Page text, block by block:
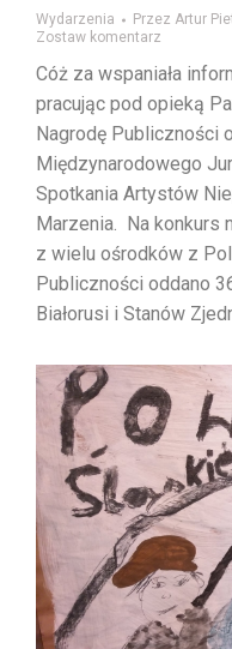
Wydarzenia Przez Artur
Zostaw komentarz
Cóż za wspaniała
pracując pod opieką
Nagrodę Publiczności
Międzynarodowego
Spotkania Artystów
Marzenia. Na konkurs
z wielu ośrodków z
Publiczności oddano
Białorusi i Stanów